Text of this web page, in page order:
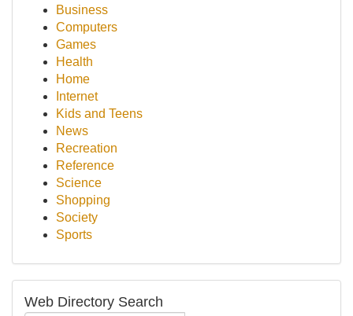
Business
Computers
Games
Health
Home
Internet
Kids and Teens
News
Recreation
Reference
Science
Shopping
Society
Sports
Web Directory Search